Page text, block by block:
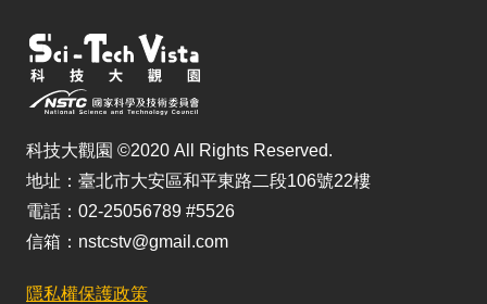
科技大觀園 ©2020 All Rights Reserved.
地址：臺北市大安區和平東路二段106號22樓
電話：02-25056789 #5526
信箱：nstcstv@gmail.com
隱私權保護政策